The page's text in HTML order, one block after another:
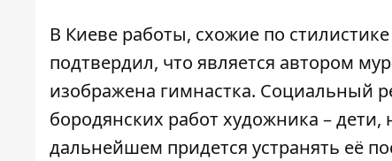
В Киеве работы, схожие по
подтвердил, что является автором
изображена гимнастка. Социальный
бородянских работ художника –
дальнейшем придется устранять её